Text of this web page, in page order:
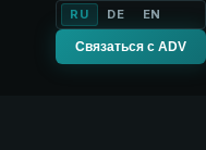
RU DE EN
Связаться с ADV